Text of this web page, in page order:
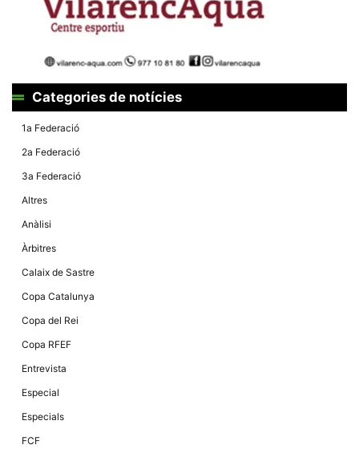
Categories de notícies
1a Federació
2a Federació
3a Federació
Altres
Anàlisi
Àrbitres
Calaix de Sastre
Copa Catalunya
Copa del Rei
Copa RFEF
Entrevista
Especial
Especials
FCF